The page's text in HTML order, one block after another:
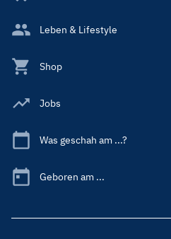
Leben & Lifestyle
Shop
Jobs
Was geschah am ...?
Geboren am ...